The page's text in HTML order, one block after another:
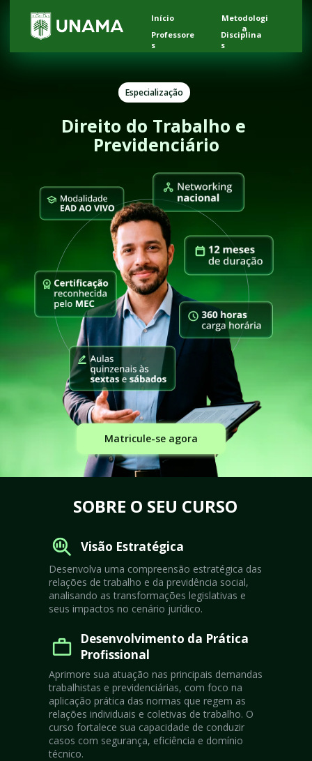
Direito do Trabalho e
Previdenciário
Especialização
Matricule-se agora
Disciplina
s
Início
Metodologi
a
Professore
s
SOBRE O SEU CURSO
Visão Estratégica
Desenvolvimento da Prática
Profissional
Aprimore sua atuação nas principais demandas
trabalhistas e previdenciárias, com foco na
aplicação prática das normas que regem as
relações individuais e coletivas de trabalho. O
curso fortalece sua capacidade de conduzir
casos com segurança, eficiência e domínio
técnico.
Desenvolva uma compreensão estratégica das
relações de trabalho e da previdência social,
analisando as transformações legislativas e
seus impactos no cenário jurídico.